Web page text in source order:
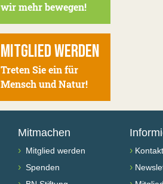
wir mehr bewegen!
MITGLIED WERDEN
Treten Sie ein für
Mensch und Natur!
Mitmachen
› Mitglied werden
› Spenden
› Kontakt
›